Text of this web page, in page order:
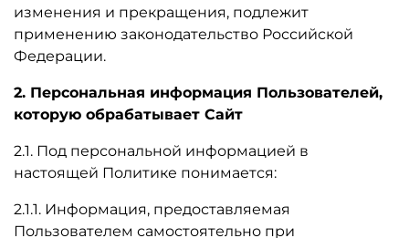
изменения и прекращения, подлежит
применению законодательство Российской
Федерации.
2. Персональная информация Пользователей,
которую обрабатывает Сайт
2.1. Под персональной информацией в
настоящей Политике понимается:
2.1.1. Информация, предоставляемая
Пользователем самостоятельно при